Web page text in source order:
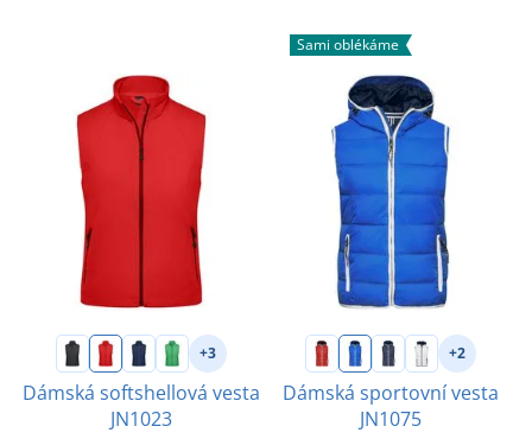
+3
Dámská softshellová vesta
JN1023
Sami oblékáme
+2
Dámská sportovní vesta
JN1075